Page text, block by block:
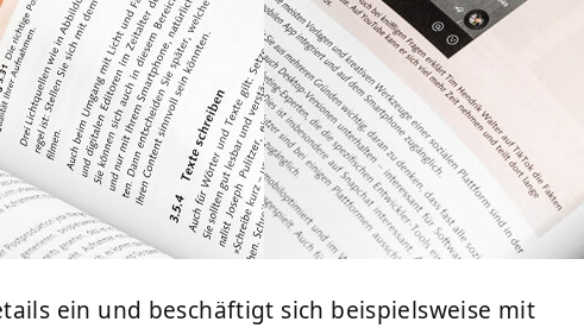
ein und beschäftigt sich beispielsweise mit